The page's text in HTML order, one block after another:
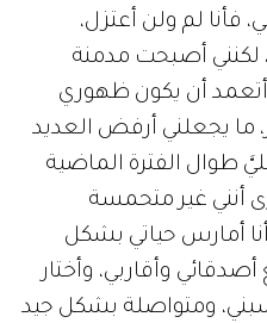
فأنا لم ولن أعتزل،
لكنني أصبحت مدمنة
أتعمد أن يكون ظهوري
ما يجعلني أرفض العديد
طوال الفترة الماضية
أنني غير متحمسة
أنا أمارس حياتي بشكل
وأقاربي، وأختار
ومتواصلة بشكل جيد